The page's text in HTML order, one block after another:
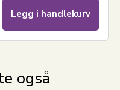
Legg i handlekurv
også